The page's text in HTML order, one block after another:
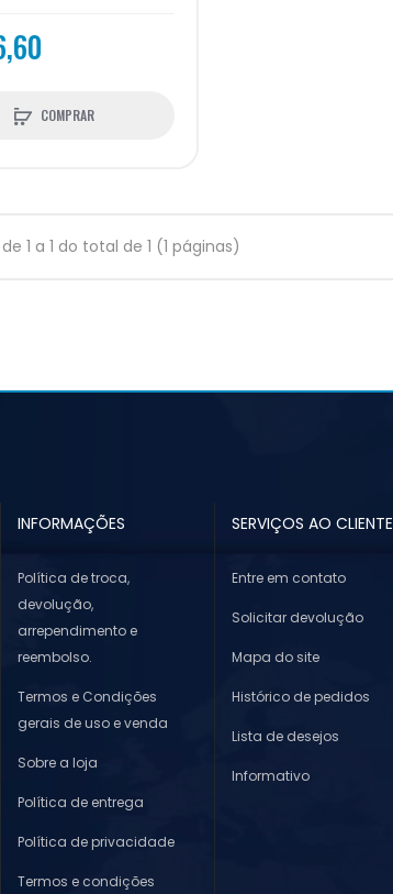
COMPRAR
1 a 1 do total de 1 (1 páginas)
INFORMAÇÕES
Política de troca,
devolução,
arrependimento e
reembolso.
Termos e Condições
gerais de uso e venda
Sobre a loja
Política de entrega
Política de privacidade
Termos e condições
SERVIÇOS AO CLIENTE
Entre em contato
Solicitar devolução
Mapa do site
Histórico de pedidos
Lista de desejos
Informativo